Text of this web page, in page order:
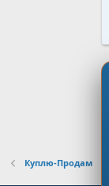
Куплю-Продам